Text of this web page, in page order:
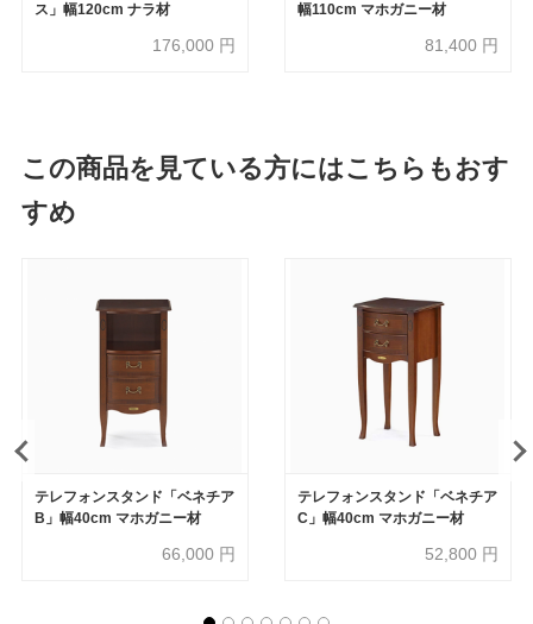
ス」幅120cm ナラ材
176,000 円
幅110cm マホガニー材
81,400 円
この商品を見ている方にはこちらもおす
すめ
テレフォンスタンド「ベネチア
B」幅40cm マホガニー材
66,000 円
テレフォンスタンド「ベネチア
C」幅40cm マホガニー材
52,800 円